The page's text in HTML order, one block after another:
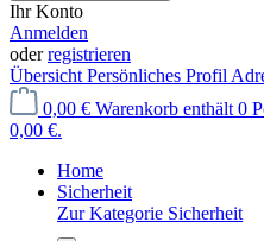
Ihr Konto
Anmelden
oderregistrieren
Übersicht Persönliches Profil
0,00 € Warenkorb enthält 0
0,00 €.
Home
Sicherheit
Zur Kategorie Sicherheit